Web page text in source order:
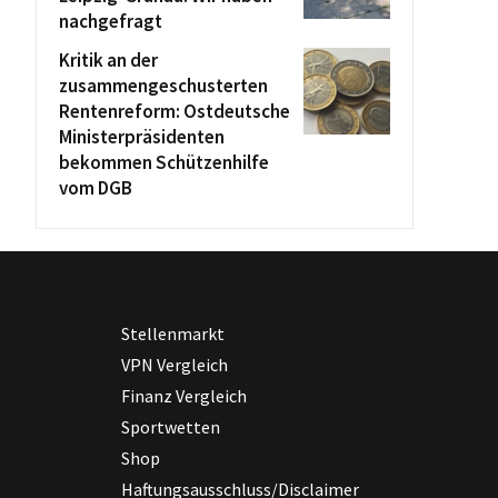
nachgefragt
Kritik an der
zusammengeschusterten
Rentenreform: Ostdeutsche
Ministerpräsidenten
bekommen Schützenhilfe
vom DGB
Stellenmarkt
VPN Vergleich
Finanz Vergleich
Sportwetten
Shop
Haftungsausschluss/Disclaimer